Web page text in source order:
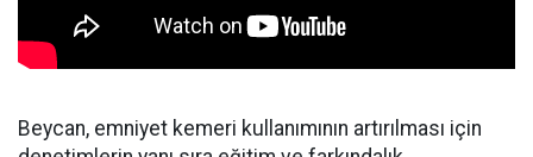
Beycan, emniyet kemeri kullanımının artırılması için